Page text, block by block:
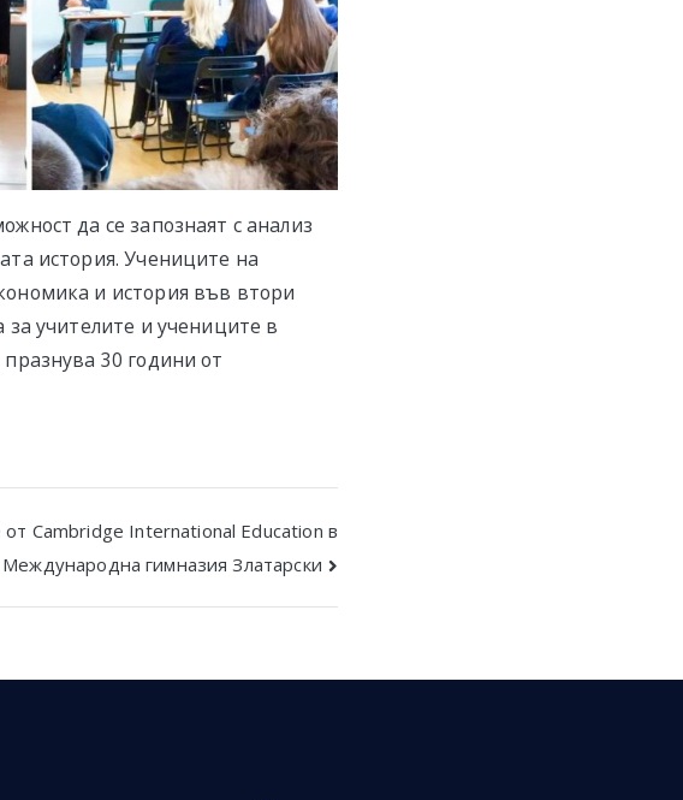
да се запознаят с анализ
история. Учениците на
и история във втори
учителите и учениците в
30 години от
Cambridge International Education в
Международна гимназия Златарски